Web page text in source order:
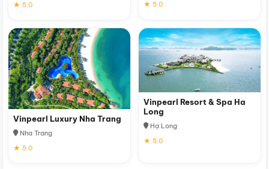
★ 5.0
★ 5.0
Vinpearl Luxury Nha Trang
Nha Trang
★ 5.0
Vinpearl Resort & Spa Ha
Long
Hạ Long
★ 5.0